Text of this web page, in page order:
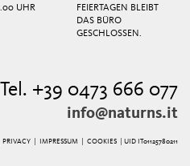
UHR
FEIERTAGEN BLEIBT
DAS BÜRO
GESCHLOSSEN.
Tel. +39 0473 666 077
info@naturns.it
PRIVACY| IMPRESSUM| COOKIES | UID IT01125780211